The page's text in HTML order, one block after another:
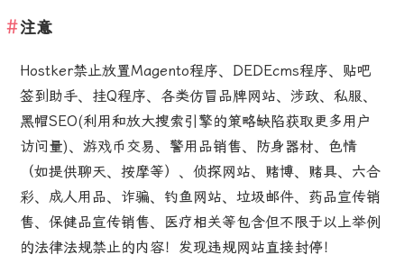
注意
Hostker禁止放置Magento程序、DEDEcms程序、贴吧
签到助手、挂Q程序、各类仿冒品牌网站、涉政、私服、
黑帽SEO(利用和放大搜索引擎的策略缺陷获取更多用户
访问量)、游戏币交易、警用品销售、防身器材、色情
（如提供聊天、按摩等）、侦探网站、赌博、赌具、六合
彩、成人用品、诈骗、钓鱼网站、垃圾邮件、药品宣传销
售、保健品宣传销售、医疗相关等包含但不限于以上举例
的法律法规禁止的内容！发现违规网站直接封停！